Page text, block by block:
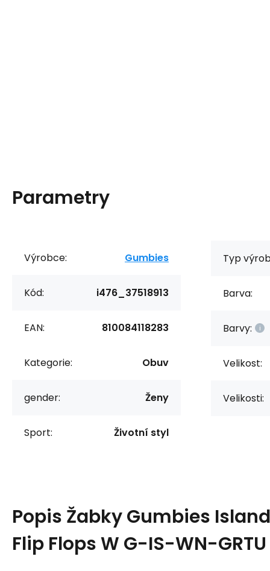
Parametry
Výrobce: Gumbies
Kód: i476_37518913
EAN: 810084118283
Kategorie: Obuv
gender: Ženy
Sport: Životní styl
Typ
Barva:
Barvy:
Velikost:
Velikosti:
Popis Žabky Gumbies
Flip Flops W G-IS-WN-GRTU